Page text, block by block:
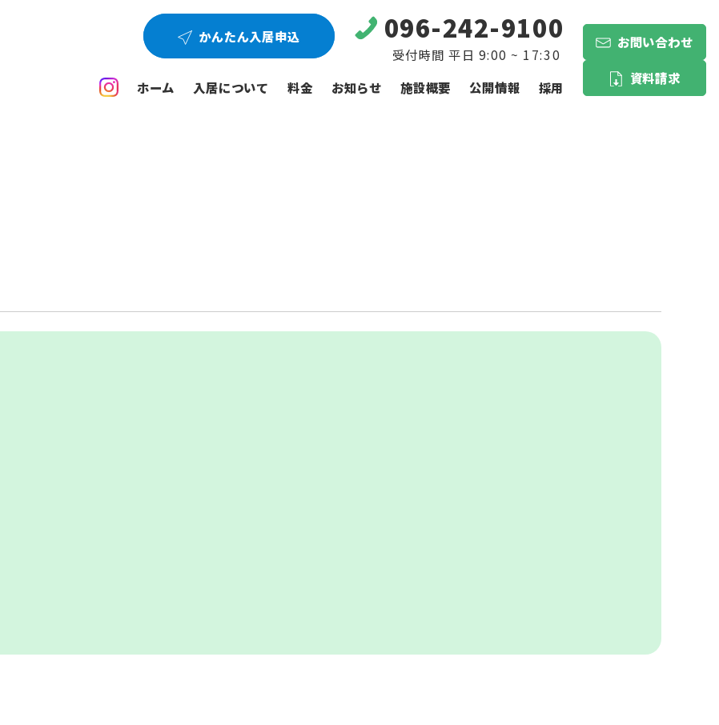
かんたん入居申込 096-242-9100
ホーム 入居について 料金 お知らせ 施設概要 公開情報 採用
お問い合わせ
資料請求